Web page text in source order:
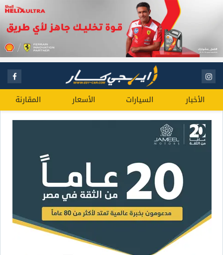
الأخبار السيارات الأسعار المقارنة